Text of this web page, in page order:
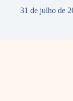
31 de julho de